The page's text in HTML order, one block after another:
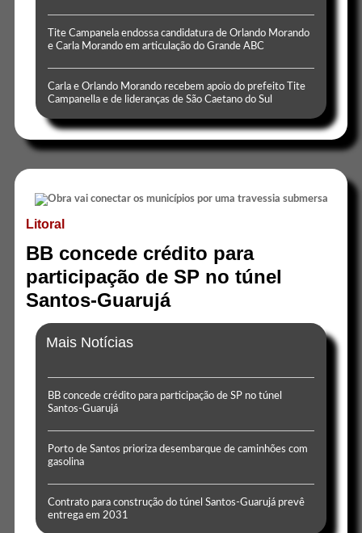
Tite Campanela endossa candidatura de Orlando Morando
e Carla Morando em articulação do Grande ABC
Carla e Orlando Morando recebem apoio do prefeito Tite
Campanella e de lideranças de São Caetano do Sul
Litoral
BB concede crédito para
participação de SP no túnel
Santos-Guarujá
Mais Notícias
BB concede crédito para participação de SP no túnel
Santos-Guarujá
Porto de Santos prioriza desembarque de caminhões com
gasolina
Contrato para construção do túnel Santos-Guarujá prevê
entrega em 2031